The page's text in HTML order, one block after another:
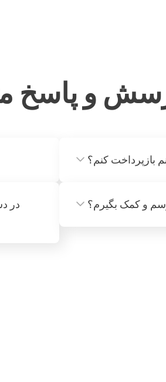
و پاسخ
بازپرداخت کنم؟
و کمک بگیرم؟